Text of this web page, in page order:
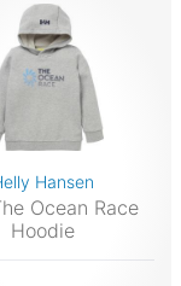
Hansen
Ocean Race
Hoodie